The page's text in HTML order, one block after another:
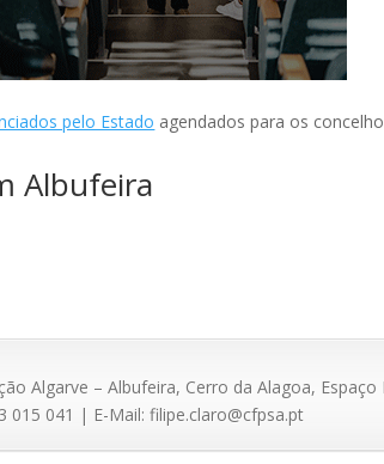
pelo Estado agendados para os
Albufeira
Algarve – Albufeira, Cerro da Alagoa,
015 041 | E-Mail: filipe.claro@cfpsa.pt